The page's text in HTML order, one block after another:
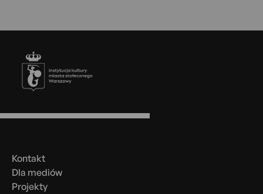
Stopka
Menu
Kontakt
Dla mediów
Projekty